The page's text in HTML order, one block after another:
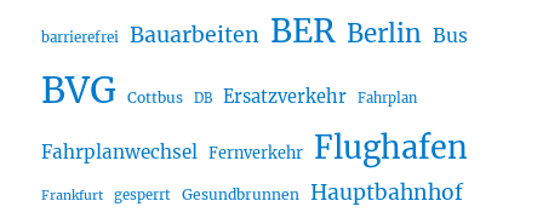
barrierefrei Bauarbeiten BER Berlin Bus
BVG Cottbus DB Ersatzverkehr Fahrplan
Fahrplanwechsel Fernverkehr Flughafen
Frankfurt gesperrt Gesundbrunnen Hauptbahnhof